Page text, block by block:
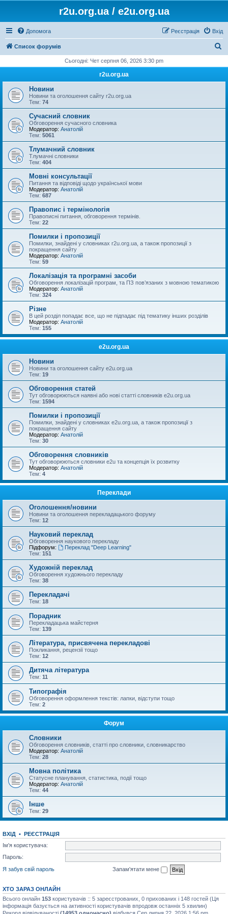
r2u.org.ua / e2u.org.ua
Допомога Вхід
Реєстрація
Список форумів
у
Сьогодні: Чет серпня 06, 2026 3:30 pm
r2u.org.ua
Новини
Новини та оголошення сайту r2u.org.ua
Тем: 74
Сучасний словник
Обговорення сучасного словника
Модератор: Анатолій
Тем: 5061
Тлумачний словник
Тлумачні словники
Тем: 404
Мовні консультації
Питання та відповіді щодо української мови
Модератор: Анатолій
Тем: 687
Правопис і термінологія
Правописні питання, обговорення термінів.
Тем: 22
Помилки і пропозиції
Помилки, знайдені у словниках r2u.org.ua, а також пропозиції з
покращення сайту
Модератор: Анатолій
Тем: 59
Локалізація та програмні засоби
Обговорення локалізацій програм, та ПЗ пов’язаних з мовною тематикою
Модератор: Анатолій
Тем: 324
Різне
В цей розділ попадає все, що не підпадає під тематику інших розділів
Модератор: Анатолій
Тем: 155
e2u.org.ua
Новини
Новини та оголошення сайту e2u.org.ua
Тем: 19
Обговорення статей
Тут обговорюються наявні або нові статті словників e2u.org.ua
Тем: 1594
Помилки і пропозиції
Помилки, знайдені у словниках e2u.org.ua, а також пропозиції з
покращення сайту
Модератор: Анатолій
Тем: 30
Обговорення словників
Тут обговорюються словники e2u та концепція їх розвитку
Модератор: Анатолій
Тем: 4
Переклади
Оголошення/новини
Новини та оголошення перекладацького форуму
Тем: 12
Науковий переклад
Обговорення наукового перекладу
Підфорум:
Переклад "Deep Learning"
Тем: 151
Художній переклад
Обговорення художнього перекладу
Тем: 38
Перекладачі
Тем: 18
Порадник
Перекладацька майстерня
Тем: 139
Література, присвячена перекладові
Покликання, рецензії тощо
Тем: 12
Дитяча література
Тем: 11
Типографія
Обговорення оформлення текстів: лапки, відступи тощо
Тем: 2
Форум
Словники
Обговорення словників, статті про словники, словникарство
Модератор: Анатолій
Тем: 28
Мовна політика
Статусне планування, статистика, події тощо
Модератор: Анатолій
Тем: 44
Інше
Тем: 29
ВХІД • РЕЄСТРАЦІЯ
Ім'я користувача:
Пароль:
Я забув свій пароль
Запам'ятати мене
ХТО ЗАРАЗ ОНЛАЙН
Всього онлайн 153 користувачів :: 5 зареєстрованих, 0 прихованих і 148 гостей (Ця
інформація базується на активності користувачів впродовж останніх 5 хвилин)
Рекорд відвідуваності (14953 одночасно) відбувся Сер липня 22, 2026 1:56 pm